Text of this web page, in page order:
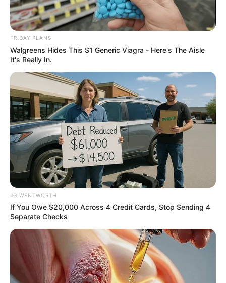
She Spends Millions To Transform Herself Into A
Barbie Doll!
BRAINBERRIES
Top 10 Pop Divas (She's Not Number 1)
BRAINBERRIES
FRIDAY PLANS
Walgreens Hides This $1 Generic Viagra - Here's The Aisle
It's Really In.
JG WENTWORTH
If You Owe $20,000 Across 4 Credit Cards, Stop Sending 4
Separate Checks